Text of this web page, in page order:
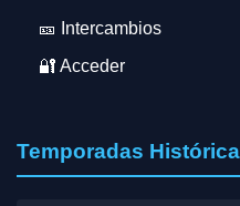
🎫 Intercambios
🔐 Acceder
Temporadas